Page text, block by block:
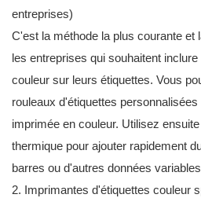
entreprises)
C'est la méthode la plus courante et
les entreprises qui souhaitent
couleur sur leurs étiquettes. Vous
rouleaux d'étiquettes
imprimée en couleur. Utilisez
thermique pour ajouter rapidement
barres ou d'autres données
2. Imprimantes d'étiquettes couleur